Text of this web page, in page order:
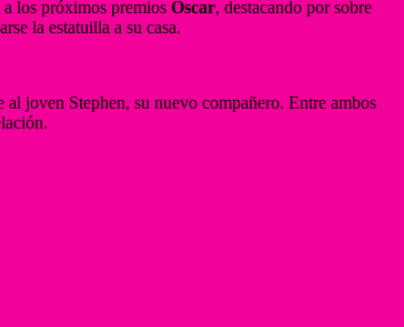
los próximos premios Oscar, destacando por sobre
la estatuilla a su casa.
joven Stephen, su nuevo compañero. Entre ambos